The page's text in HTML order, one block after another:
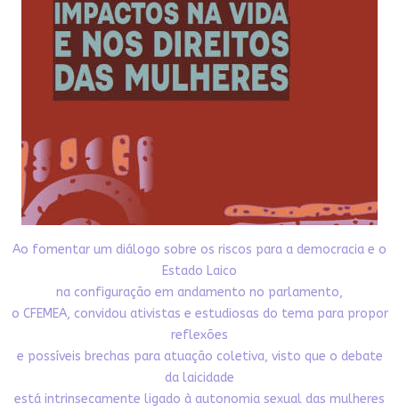
Ao fomentar um diálogo sobre os riscos para a democracia e o
Estado Laico
na configuração em andamento no parlamento,
o CFEMEA, convidou ativistas e estudiosas do tema para propor
reflexões
e possíveis brechas para atuação coletiva, visto que o debate
da laicidade
está intrinsecamente ligado à autonomia sexual das mulheres